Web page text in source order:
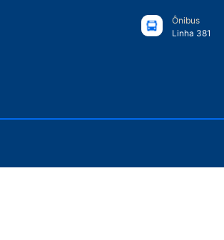
Ônibus
Linha 381